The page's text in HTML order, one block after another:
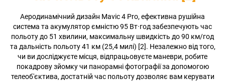
Аеродинамічний дизайн Mavic 4 Pro, ефективна рушійна
система та акумулятор ємністю 95 Вт·год забезпечують час
польоту до 51 хвилини, максимальну швидкість до 90 км/год
та дальність польоту 41 км (25,4 милі) [2]. Незалежно від того,
чи ви досліджуєте місця, відпрацьовуєте маневри, робите
покадрову зйомку чи панорамні фотографії за допомогою
телеоб'єктива, достатній час польоту дозволяє вам керувати